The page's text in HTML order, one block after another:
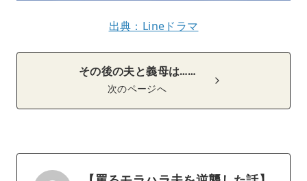
出典：Lineドラマ
その後の夫と義母は……
次のページへ